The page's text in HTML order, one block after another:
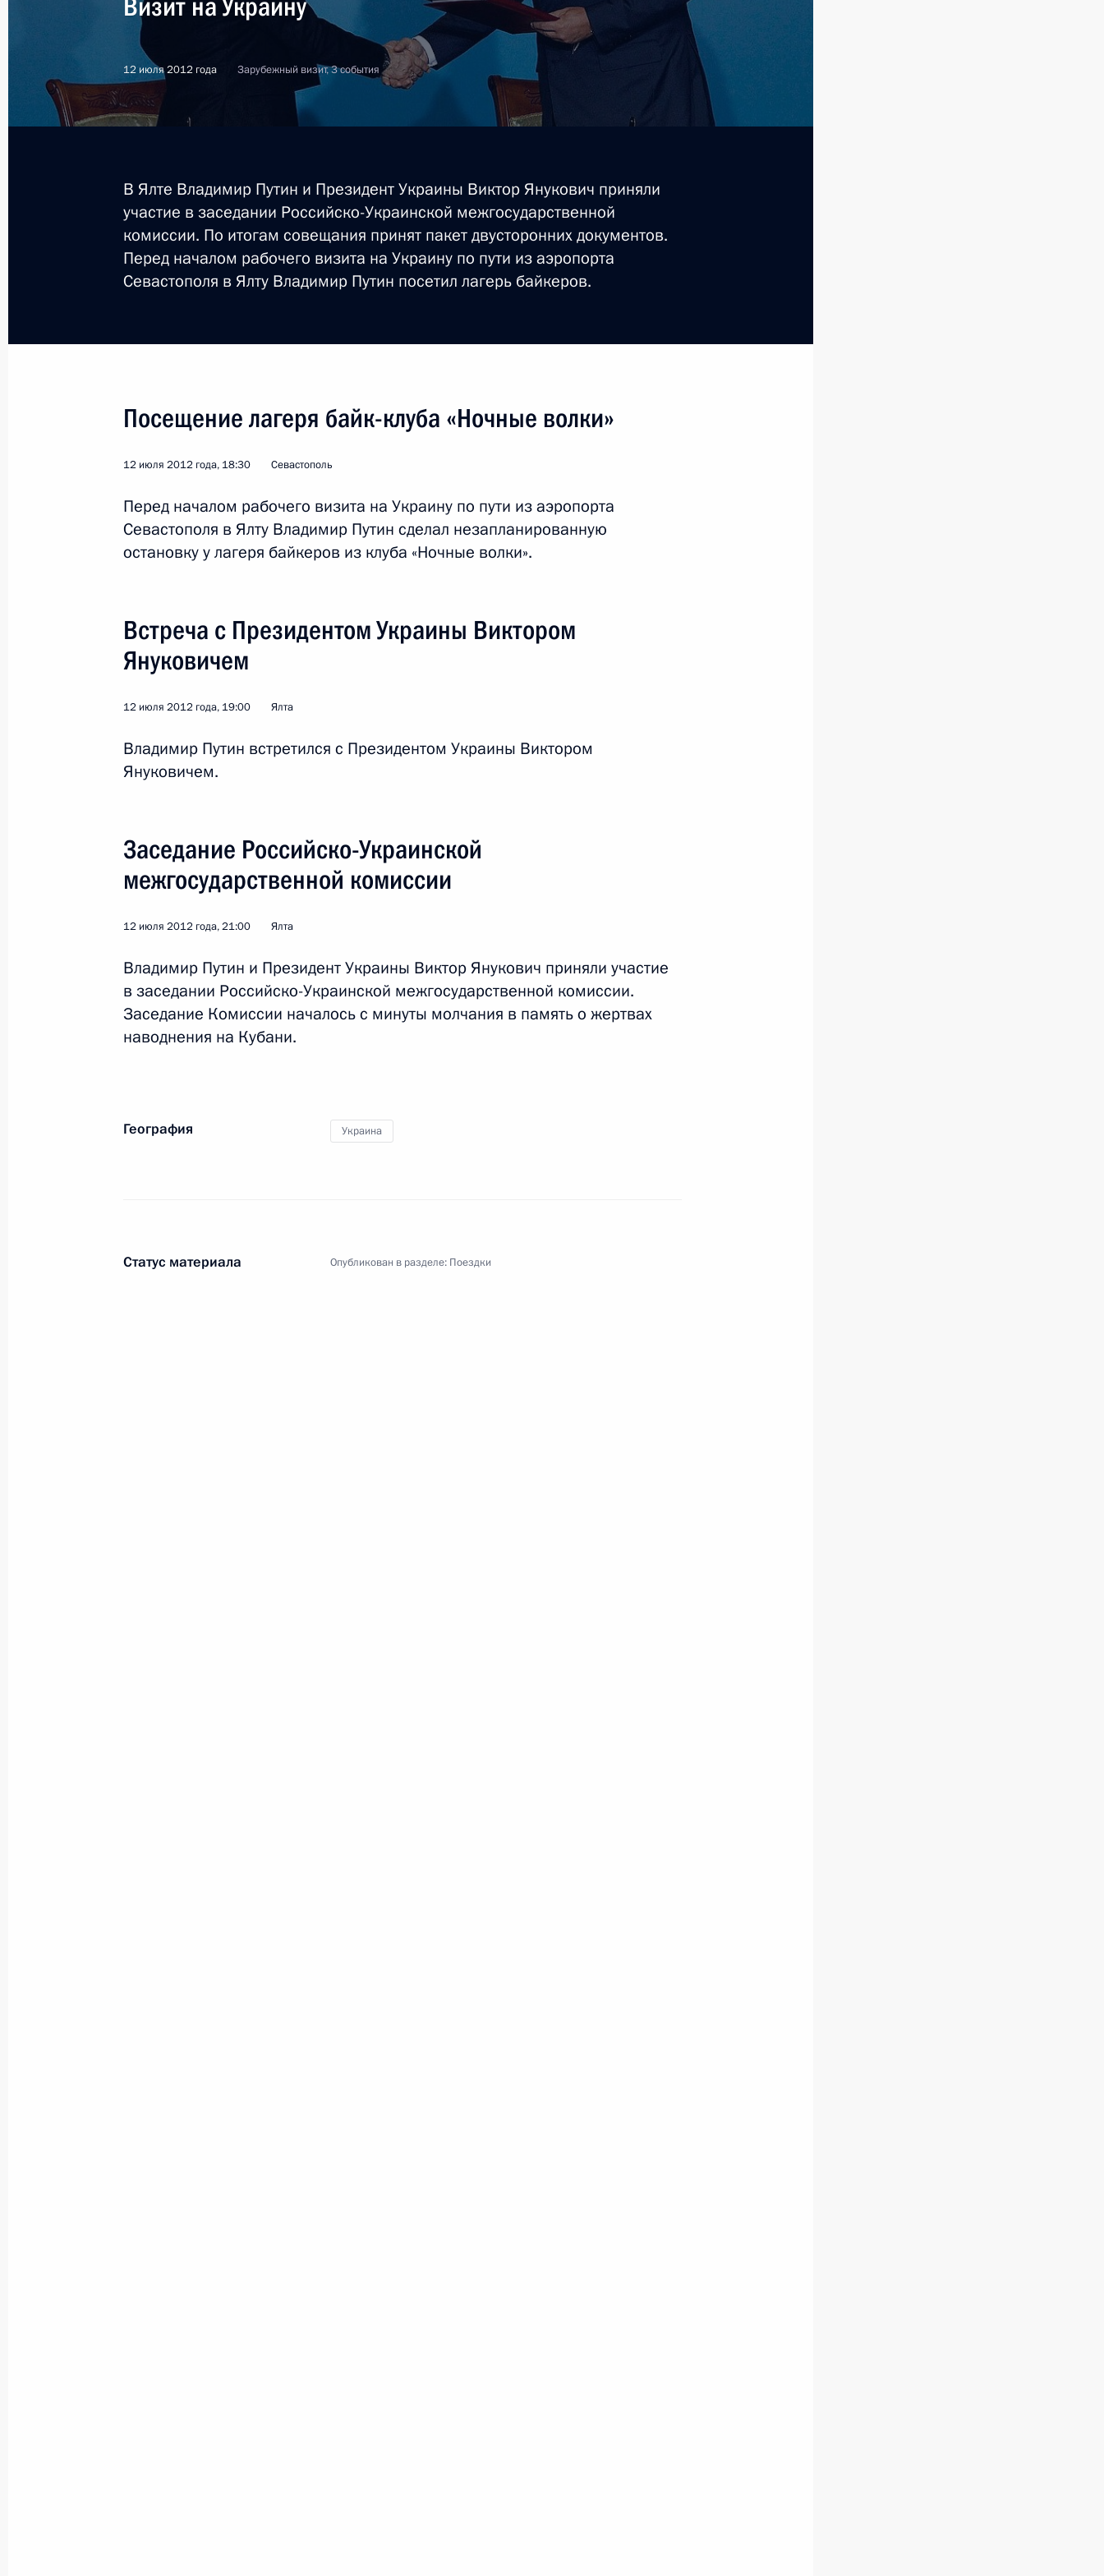
Россия 11 января 2013 года Рабочая поездка 1 событие
1
Поездка в Северо-Западный федеральный округ
Визит на Украину
12 июля 2012 года Зарубежный визит, 3 события
В Ялте Владимир Путин и Президент Украины Виктор Янукович приняли
участие в заседании Российско-Украинской межгосударственной
комиссии. По итогам совещания принят пакет двусторонних документов.
Перед началом рабочего визита на Украину по пути из аэропорта
Севастополя в Ялту Владимир Путин посетил лагерь байкеров.
Посещение лагеря байк-клуба «Ночные волки»
12 июля 2012 года, 18:30 Севастополь
Перед началом рабочего визита на Украину по пути из аэропорта
Севастополя в Ялту Владимир Путин сделал незапланированную
остановку у лагеря байкеров из клуба «Ночные волки».
Встреча с Президентом Украины Виктором
Януковичем
12 июля 2012 года, 19:00 Ялта
Владимир Путин встретился с Президентом Украины Виктором
Януковичем.
Заседание Российско-Украинской
межгосударственной комиссии
12 июля 2012 года, 21:00 Ялта
Владимир Путин и Президент Украины Виктор Янукович приняли участие
в заседании Российско-Украинской межгосударственной комиссии.
Заседание Комиссии началось с минуты молчания в память о жертвах
наводнения на Кубани.
География Украина
Статус материала Опубликован в разделе: Поездки